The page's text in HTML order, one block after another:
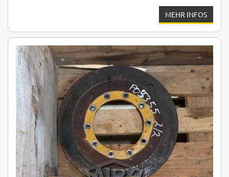
MEHR INFOS